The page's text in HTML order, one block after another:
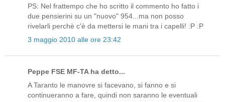
PS: Nel frattempo che ho scritto il commento ho fatto i
due pensierini su un "nuovo" 954...ma non posso
rivelarli perchè c'è da mettersi le mani tra i capelli! :P :P
3 maggio 2010 alle ore 23:42
Peppe FSE MF-TA ha detto...
A Taranto le manovre si facevano, si fanno e si
continueranno a fare, quindi non saranno le eventuali